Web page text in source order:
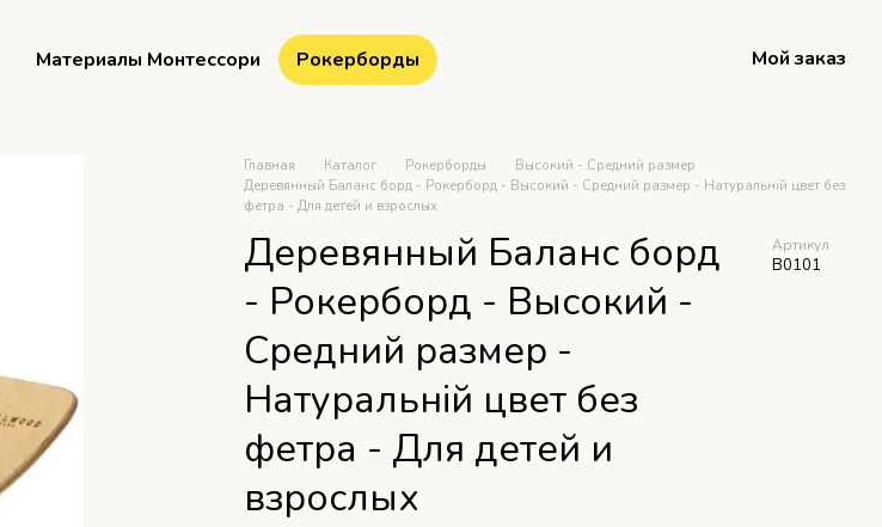
Материалы Монтессори Рокерборды Мой заказ
Главная Каталог Рокерборды
Высокий - Средний размер
Деревянный Баланс борд - Рокерборд - Высокий - Средний размер - Натуральній цвет без
фетра - Для детей и взрослых
Деревянный Баланс борд
- Рокерборд - Высокий -
Средний размер -
Натуральній цвет без
фетра - Для детей и
взрослых
Артикул
B0101